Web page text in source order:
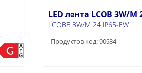
LED лента LCOB 3W/M
LCOBB 3W/M 24 IP65-EW
Продуктов код: 90684